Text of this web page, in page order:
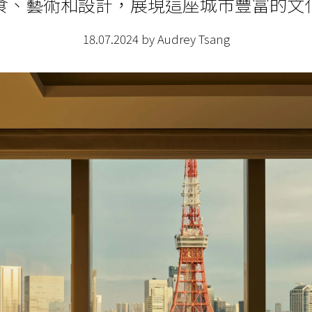
18.07.2024 by Audrey Tsang